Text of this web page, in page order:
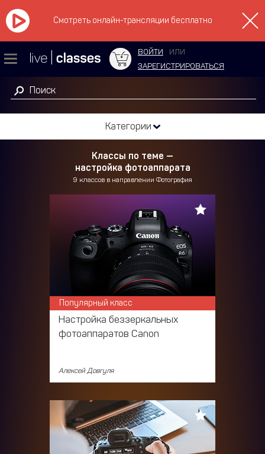
Смотреть онлайн-трансляции бесплатно
ВОЙТИ
ИЛИ
ЗАРЕГИСТРИРОВАТЬСЯ
Категории
Классы по теме —
настройка фотоаппарата
9 классов в направлении Фотография
Настройка беззеркальных
фотоаппаратов Canon
Алексей Довгуля
Популярный класс